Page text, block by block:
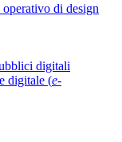
di design
digitali
digitale (e-